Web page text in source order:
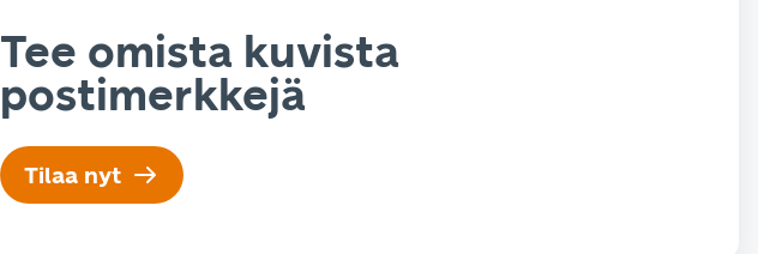
Tee omista kuvista
postimerkkejä
Tilaa nyt